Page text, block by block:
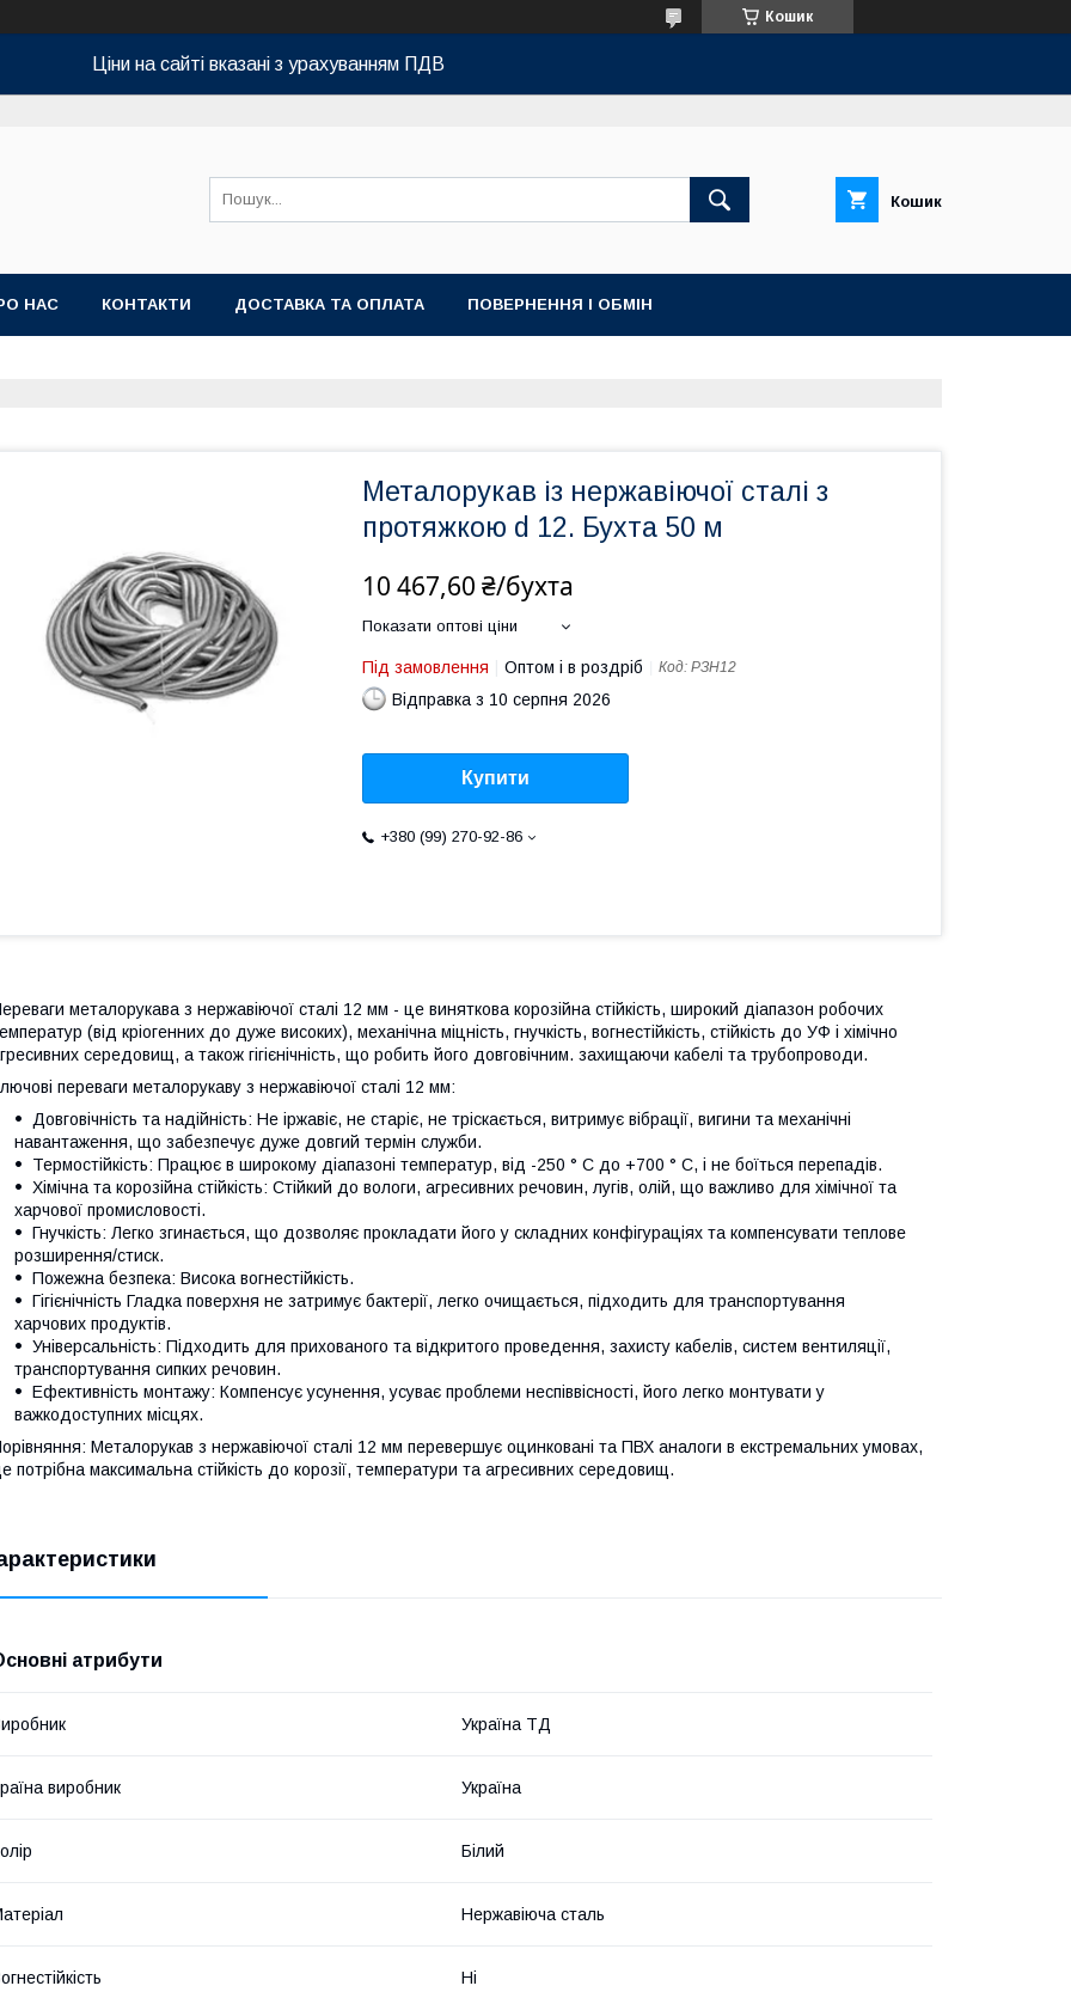
Кошик
Ціни на сайті вказані з урахуванням ПДВ
Кошик
НАС КОНТАКТИ ДОСТАВКА ТА ОПЛАТА ПОВЕРНЕННЯ І ОБМІН
Металорукав із нержавіючої сталі з
протяжкою d 12. Бухта 50 м
10 467,60 ₴/бухта
Показати оптові ціни
Під замовлення Оптом і в роздріб Код: РЗН12
Відправка з 10 серпня 2026
Купити
+380 (99) 270-92-86
металорукава з нержавіючої сталі 12 мм - це виняткова корозійна стійкість, широкий діапазон робочих
(від кріогенних до дуже високих), механічна міцність, гнучкість, вогнестійкість, стійкість до УФ і хімічно
середовищ, а також гігієнічність, що робить його довговічним. захищаючи кабелі та трубопроводи.
переваги металорукаву з нержавіючої сталі 12 мм:
Довговічність та надійність: Не іржавіє, не старіє, не тріскається, витримує вібрації, вигини та механічні
навантаження, що забезпечує дуже довгий термін служби.
Термостійкість: Працює в широкому діапазоні температур, від -250 ° C до +700 ° C, і не боїться перепадів.
Хімічна та корозійна стійкість: Стійкий до вологи, агресивних речовин, лугів, олій, що важливо для хімічної та
харчової промисловості.
Гнучкість: Легко згинається, що дозволяє прокладати його у складних конфігураціях та компенсувати теплове
розширення/стиск.
Пожежна безпека: Висока вогнестійкість.
Гігієнічність Гладка поверхня не затримує бактерії, легко очищається, підходить для транспортування
харчових продуктів.
Універсальність: Підходить для прихованого та відкритого проведення, захисту кабелів, систем вентиляції,
транспортування сипких речовин.
Ефективність монтажу: Компенсує усунення, усуває проблеми неспіввісності, його легко монтувати у
важкодоступних місцях.
Металорукав з нержавіючої сталі 12 мм перевершує оцинковані та ПВХ аналоги в екстремальних умовах,
потрібна максимальна стійкість до корозії, температури та агресивних середовищ.
атрибути
Україна ТД
виробник Україна
Білий
Нержавіюча сталь
Ні